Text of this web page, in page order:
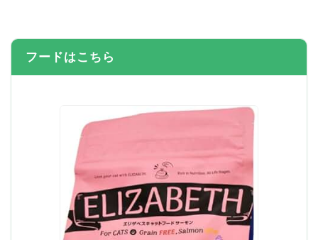
フードはこちら